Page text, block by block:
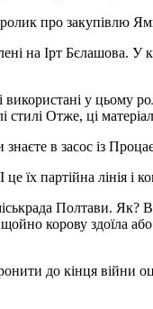
про закупівлю
на Ірт Бєлашова. У
у цьому
стилі Отже, ці
в засос із
їх партійна лінія і
Полтави. Як?
корову здоїла
до кінця війни